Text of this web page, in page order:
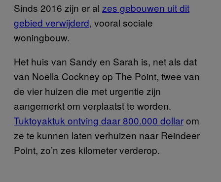
Sinds 2016 zijn er al zes gebouwen uit dit
gebied verwijderd, vooral sociale
woningbouw.
Het huis van Sandy en Sarah is, net als dat
van Noella Cockney op The Point, twee van
de vier huizen die met urgentie zijn
aangemerkt om verplaatst te worden.
Tuktoyaktuk ontving daar 800.000 dollarom
ze te kunnen laten verhuizen naar Reindeer
Point, zo’n zes kilometer verderop.